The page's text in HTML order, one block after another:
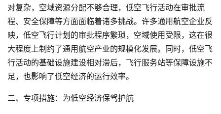
对复杂，空域资源分配不够合理，低空飞行活动在审批流
程、安全保障等方面面临着诸多挑战。许多通用航空企业反
映，低空飞行计划的审批程序繁琐，空域使用受限，这在很
大程度上制约了通用航空产业的规模化发展。同时，低空飞
行活动的基础设施建设相对滞后，飞行服务站等保障设施不
足，也影响了低空经济的运行效率。
二、专项措施：为低空经济保驾护航